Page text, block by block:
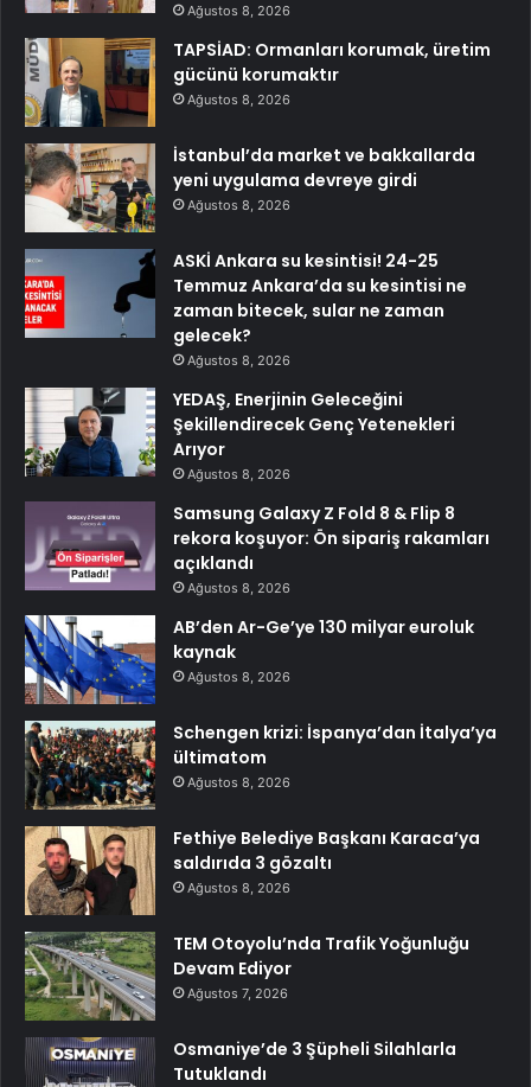
Ağustos 8, 2026
TAPSİAD: Ormanları korumak, üretim
gücünü korumaktır
Ağustos 8, 2026
İstanbul’da market ve bakkallarda
yeni uygulama devreye girdi
Ağustos 8, 2026
ASKİ Ankara su kesintisi! 24-25
Temmuz Ankara’da su kesintisi ne
zaman bitecek, sular ne zaman
gelecek?
Ağustos 8, 2026
YEDAŞ, Enerjinin Geleceğini
Şekillendirecek Genç Yetenekleri
Arıyor
Ağustos 8, 2026
Samsung Galaxy Z Fold 8 & Flip 8
rekora koşuyor: Ön sipariş rakamları
açıklandı
Ağustos 8, 2026
AB’den Ar-Ge’ye 130 milyar euroluk
kaynak
Ağustos 8, 2026
Schengen krizi: İspanya’dan İtalya’ya
ültimatom
Ağustos 8, 2026
Fethiye Belediye Başkanı Karaca’ya
saldırıda 3 gözaltı
Ağustos 8, 2026
TEM Otoyolu’nda Trafik Yoğunluğu
Devam Ediyor
Ağustos 7, 2026
Osmaniye’de 3 Şüpheli Silahlarla
Tutuklandı